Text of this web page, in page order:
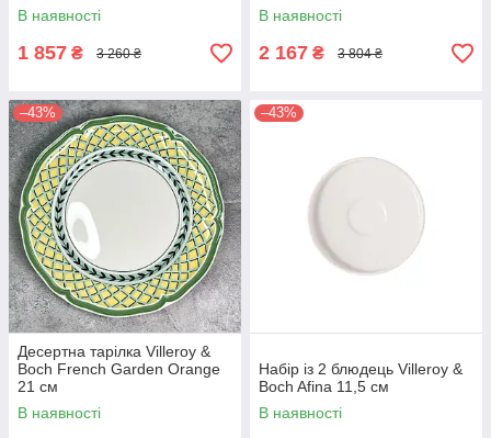
В наявності
1 857 ₴ 3 260 ₴
В наявності
2 167 ₴ 3 804 ₴
–43%
Десертна тарілка Villeroy &
Boch French Garden Orange
21 см
В наявності
–43%
Набір із 2 блюдець Villeroy &
Boch Afina 11,5 см
В наявності